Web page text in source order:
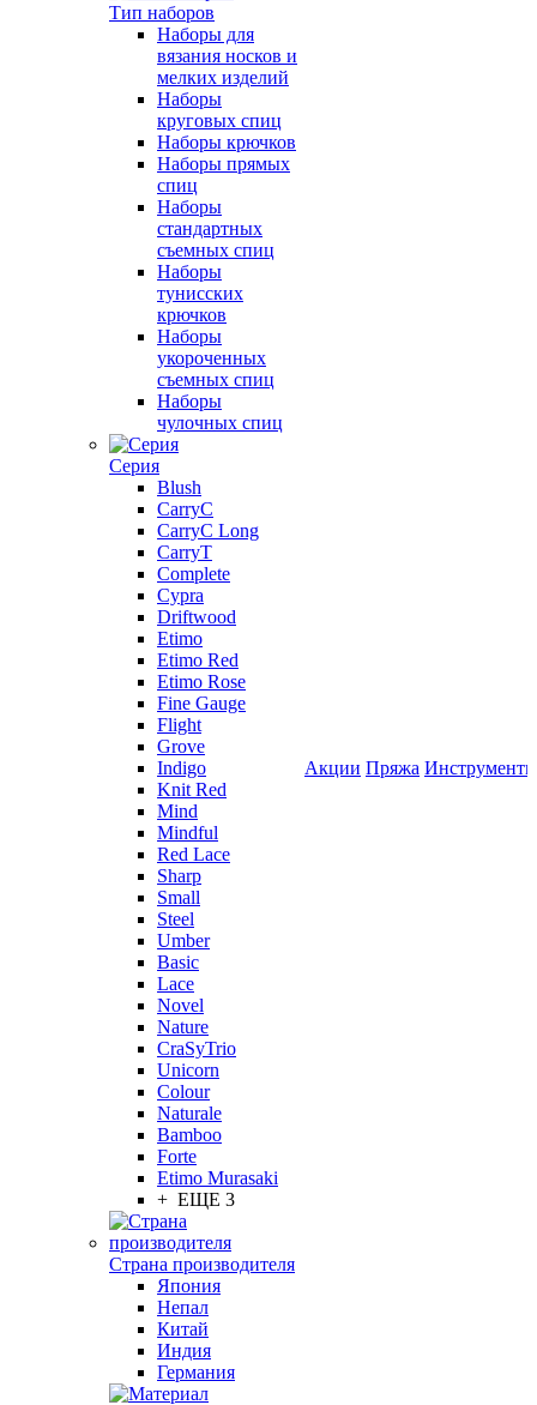
Тип наборов
Наборы для
вязания носков и
мелких изделий
Наборы
круговых спиц
Наборы крючков
Наборы прямых
спиц
Наборы
стандартных
съемных спиц
Наборы
тунисских
крючков
Наборы
укороченных
съемных спиц
Наборы
чулочных спиц
Серия
Blush
CarryC
CarryC Long
CarryT
Complete
Cypra
Driftwood
Etimo
Etimo Red
Etimo Rose
Fine Gauge
Flight
Grove
Indigo
Knit Red
Mind
Mindful
Red Lace
Sharp
Small
Steel
Umber
Basic
Lace
Novel
Nature
CraSyTrio
Unicorn
Colour
Naturale
Bamboo
Forte
Etimo Murasaki
+ ЕЩЕ 3
Страна производителя
Япония
Непал
Китай
Индия
Германия
Акции Пряжа Инструменты